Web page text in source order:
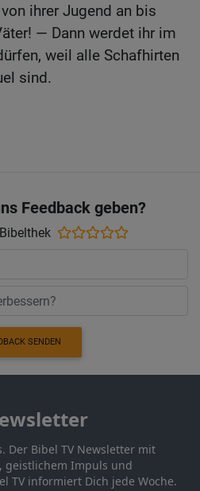
ihrer Jugend an bis
— Dann werdet ihr im
weil alle Schafhirten
sind.
Feedback geben?
SENDEN
Der Bibel TV Newsletter mit
geistlichem Impuls und
TV informiert Dich jede Woche.